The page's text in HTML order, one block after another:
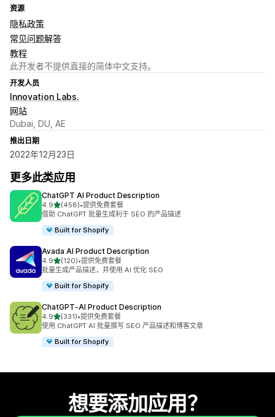
资源
隐私政策
常见问题解答
教程
此开发者不提供直接的简体中文支持。
开发人员
Innovation Labs.
网站
Dubai, DU, AE
推出日期
2022年12月23日
更多此类应用
ChatGPT AI Product Description
4.9星（满分 5 星）
(458)
总共 458 条评论
•提供免费套餐
借助 ChatGPT 批量生成利于 SEO 的产品描述
Built for Shopify
Avada AI Product Description
4.9星（满分 5 星）
(120)
总共 120 条评论
•提供免费套餐
批量生成产品描述，并使用 AI 优化 SEO
Built for Shopify
ChatGPT‑AI Product Description
4.9星（满分 5 星）
(331)
总共 331 条评论
•提供免费套餐
使用 ChatGPT AI 批量撰写 SEO 产品描述和博客文章
Built for Shopify
想要添加应用？